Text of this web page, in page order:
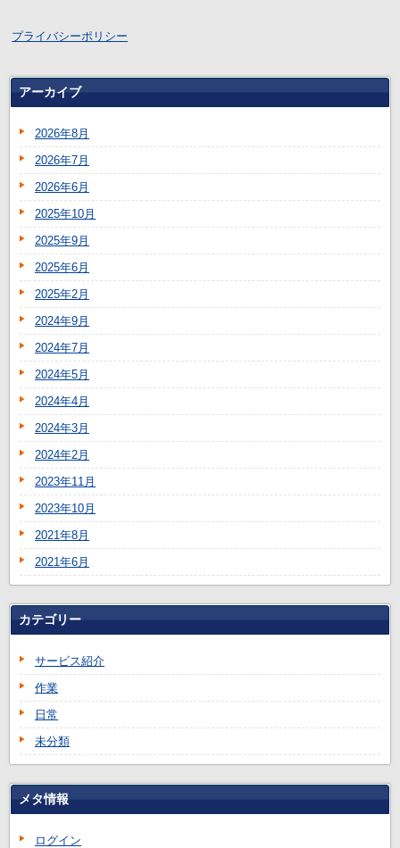
プライバシーポリシー
アーカイブ
2026年8月
2026年7月
2026年6月
2025年10月
2025年9月
2025年6月
2025年2月
2024年9月
2024年7月
2024年5月
2024年4月
2024年3月
2024年2月
2023年11月
2023年10月
2021年8月
2021年6月
カテゴリー
サービス紹介
作業
日常
未分類
メタ情報
ログイン